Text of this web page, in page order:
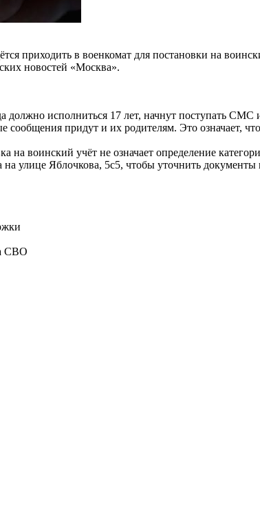
приходить в военкомат для постановки на
новостей «Москва».
исполниться 17 лет, начнут поступать СМС
придут и их родителям. Это означает,
на воинский учёт не означает определение
Яблочкова, 5с5, чтобы уточнить документы
СВО